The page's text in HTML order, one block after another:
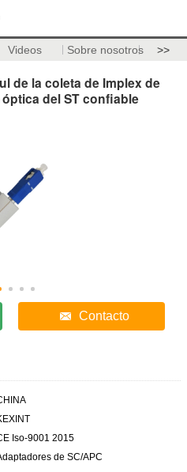
Videos Sobre nosotros >>
de la coleta de Implex de
del ST confiable
Contacto
Iso-9001 2015
de SC/APC